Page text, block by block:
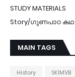
STUDY MATERIALS
Story/ഗുണപാഠ കഥ
MAIN TAGS
History SKIMVB